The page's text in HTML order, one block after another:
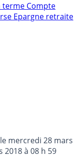
terme Compte
Epargne retraite
mercredi 28 mars
2018 à 08 h 59